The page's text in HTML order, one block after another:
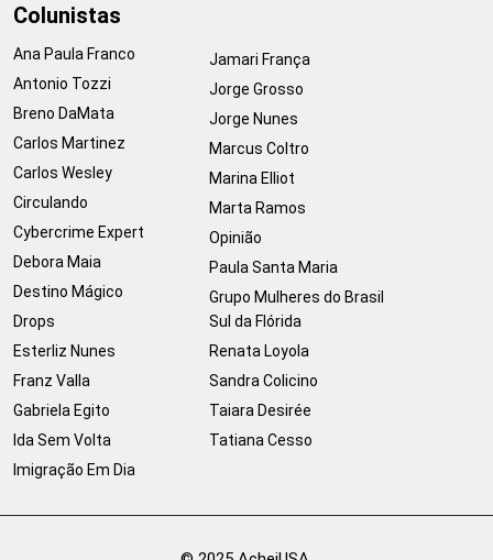
Colunistas
Ana Paula Franco
Antonio Tozzi
Breno DaMata
Carlos Martinez
Carlos Wesley
Circulando
Cybercrime Expert
Debora Maia
Destino Mágico
Drops
Esterliz Nunes
Franz Valla
Gabriela Egito
Ida Sem Volta
Imigração Em Dia
Jamari França
Jorge Grosso
Jorge Nunes
Marcus Coltro
Marina Elliot
Marta Ramos
Opinião
Paula Santa Maria
Grupo Mulheres do Brasil
Sul da Flórida
Renata Loyola
Sandra Colicino
Taiara Desirée
Tatiana Cesso